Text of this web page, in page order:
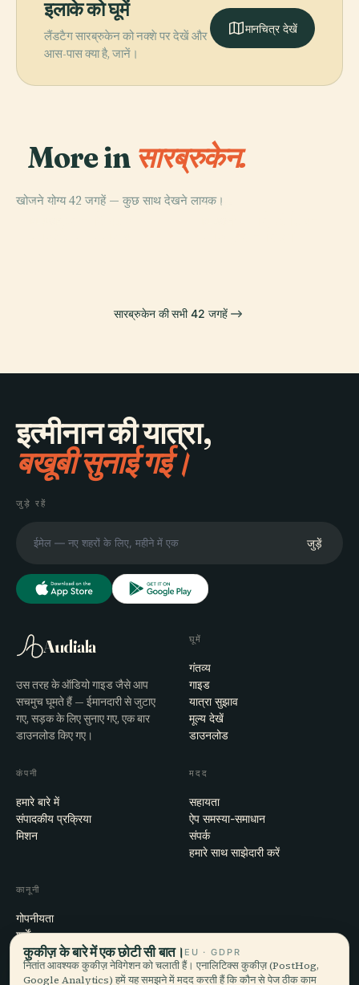
इलाके को घूमें
लैंडटैग सारब्रुकेन को नक्शे पर देखें और
आस-पास क्या है, जानें।
मानचित्र देखें
More in सारब्रुकेन.
खोजने योग्य 42 जगहें — कुछ साथ देखने लायक।
PLACE PLACE
सारब्रुकेन की सभी 42 जगहें
इत्मीनान की यात्रा,
बखूबी सुनाई गई।
जुड़े रहें
जुड़ें
Audiala
उस तरह के ऑडियो गाइड जैसे आप
सचमुच घूमते हैं — ईमानदारी से जुटाए
गए, सड़क के लिए सुनाए गए, एक बार
डाउनलोड किए गए।
घूमें
गंतव्य
गाइड
यात्रा सुझाव
मूल्य देखें
डाउनलोड
कंपनी
हमारे बारे में
संपादकीय प्रक्रिया
मिशन
मदद
सहायता
ऐप समस्या-समाधान
संपर्क
हमारे साथ साझेदारी करें
कानूनी
गोपनीयता
शर्तें
कुकी सेटिंग्स
खाता हटाएँ
कुकीज़ के बारे में एक छोटी सी बात। EU · GDPR
नितांत आवश्यक कुकीज़ नेविगेशन को चलाती हैं। एनालिटिक्स कुकीज़ (PostHog,
Google Analytics) हमें यह समझने में मदद करती हैं कि कौन से पेज ठीक काम